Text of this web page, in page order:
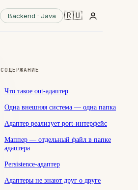
Backend · Java 🇷🇺
СОДЕРЖАНИЕ
Что такое out-адаптер
Одна внешняя система — одна папка
Адаптер реализует port-интерфейс
Маппер — отдельный файл в папке
адаптера
Persistence-адаптер
Адаптеры не знают друг о друге